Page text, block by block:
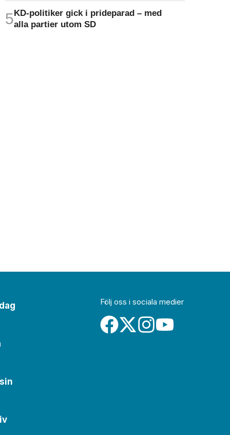
KD-politiker gick i prideparad – med
alla partier utom SD
Följ oss i sociala medier